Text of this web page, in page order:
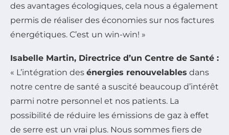
des avantages écologiques, cela nous a également
permis de réaliser des économies sur nos factures
énergétiques. C’est un win-win! »
Isabelle Martin, Directrice d’un Centre de Santé :
« L’intégration des énergies renouvelables dans
notre centre de santé a suscité beaucoup d’intérêt
parmi notre personnel et nos patients. La
possibilité de réduire les émissions de gaz à effet
de serre est un vrai plus. Nous sommes fiers de